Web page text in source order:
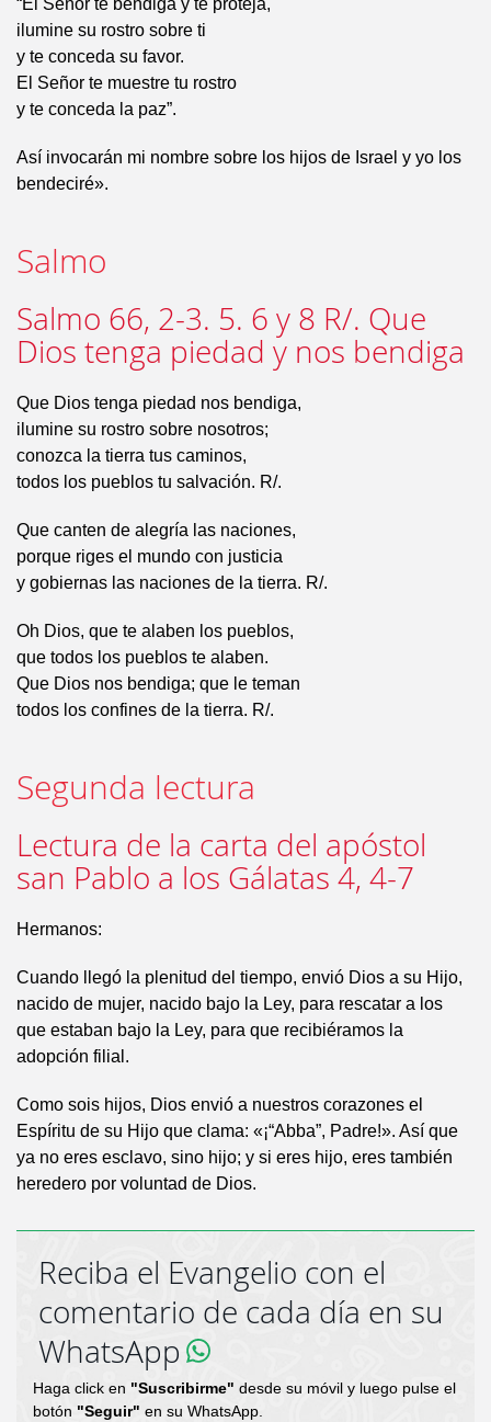
“El Señor te bendiga y te proteja,
ilumine su rostro sobre ti
y te conceda su favor.
El Señor te muestre tu rostro
y te conceda la paz”.
Así invocarán mi nombre sobre los hijos de Israel y yo los
bendeciré».
Salmo
Salmo 66, 2-3. 5. 6 y 8 R/. Que
Dios tenga piedad y nos bendiga
Que Dios tenga piedad nos bendiga,
ilumine su rostro sobre nosotros;
conozca la tierra tus caminos,
todos los pueblos tu salvación. R/.
Que canten de alegría las naciones,
porque riges el mundo con justicia
y gobiernas las naciones de la tierra. R/.
Oh Dios, que te alaben los pueblos,
que todos los pueblos te alaben.
Que Dios nos bendiga; que le teman
todos los confines de la tierra. R/.
Segunda lectura
Lectura de la carta del apóstol
san Pablo a los Gálatas 4, 4-7
Hermanos:
Cuando llegó la plenitud del tiempo, envió Dios a su Hijo,
nacido de mujer, nacido bajo la Ley, para rescatar a los
que estaban bajo la Ley, para que recibiéramos la
adopción filial.
Como sois hijos, Dios envió a nuestros corazones el
Espíritu de su Hijo que clama: «¡“Abba”, Padre!». Así que
ya no eres esclavo, sino hijo; y si eres hijo, eres también
heredero por voluntad de Dios.
Reciba el Evangelio con el
comentario de cada día en su
WhatsApp
Haga click en "Suscribirme" desde su móvil y luego pulse el
botón "Seguir" en su WhatsApp.